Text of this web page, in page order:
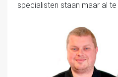
specialisten staan maar al